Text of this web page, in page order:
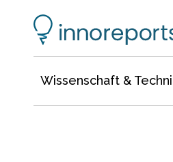
Wissenschaft &